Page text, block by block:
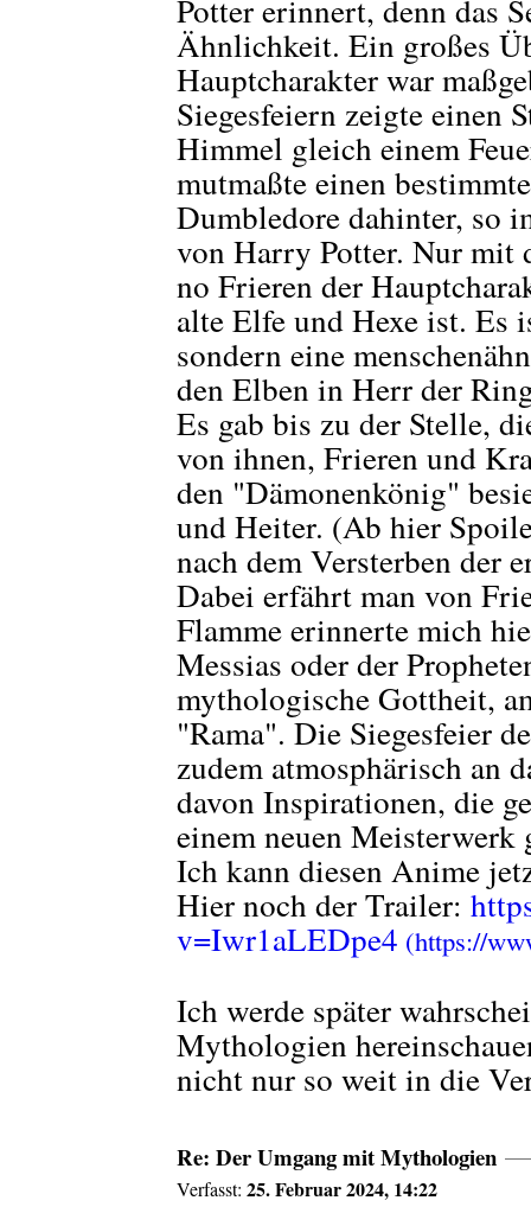
Potter erinnert, denn das
Ähnlichkeit. Ein großes
Hauptcharakter war
Siegesfeiern zeigte einen
Himmel gleich einem
mutmaßte einen
Dumbledore dahinter, so
von Harry Potter. Nur mit
no Frieren der
alte Elfe und Hexe ist. Es
sondern eine
den Elben in Herr der
Es gab bis zu der Stelle,
von ihnen, Frieren und
den "Dämonenkönig"
und Heiter. (Ab hier
nach dem Versterben der
Dabei erfährt man von
Flamme erinnerte mich
Messias oder der
mythologische Gottheit,
"Rama". Die Siegesfeier
zudem atmosphärisch an
davon Inspirationen, die
einem neuen Meisterwerk
Ich kann diesen Anime
Hier noch der Trailer:
v=Iwr1aLEDpe4
Ich werde später
Mythologien
nicht nur so weit in die
Re: Der Umgang mit Mythologien
Verfasst:25. Februar 2024, 14:22